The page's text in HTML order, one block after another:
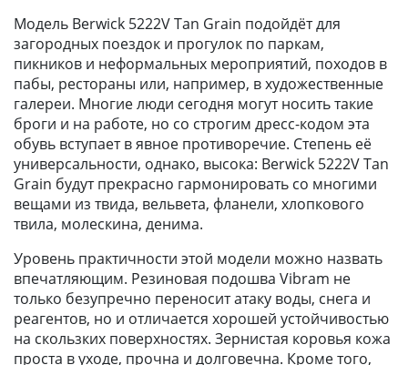
Модель Berwick 5222V Tan Grain подойдёт для
загородных поездок и прогулок по паркам,
пикников и неформальных мероприятий, походов в
пабы, рестораны или, например, в художественные
галереи. Многие люди сегодня могут носить такие
броги и на работе, но со строгим дресс-кодом эта
обувь вступает в явное противоречие. Степень её
универсальности, однако, высока: Berwick 5222V Tan
Grain будут прекрасно гармонировать со многими
вещами из твида, вельвета, фланели, хлопкового
твила, молескина, денима.
Уровень практичности этой модели можно назвать
впечатляющим. Резиновая подошва Vibram не
только безупречно переносит атаку воды, снега и
реагентов, но и отличается хорошей устойчивостью
на скользких поверхностях. Зернистая коровья кожа
проста в уходе, прочна и долговечна. Кроме того,